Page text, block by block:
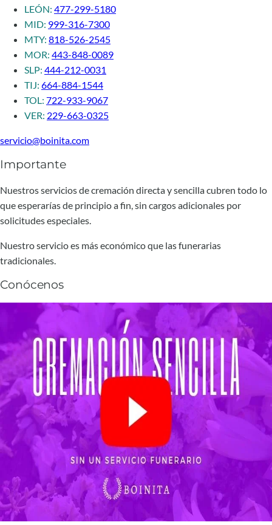
LEÓN: 477-299-5180
MID: 999-316-7300
MTY: 818-526-2545
MOR: 443-848-0089
SLP: 444-212-0031
TIJ: 664-884-1544
TOL: 722-933-9067
VER: 229-663-0325
servicio@boinita.com
Importante
Nuestros servicios de cremación directa y sencilla cubren todo lo
que esperarías de principio a fin, sin cargos adicionales por
solicitudes especiales.
Nuestro servicio es más económico que las funerarias
tradicionales.
Conócenos